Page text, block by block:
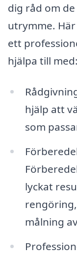
dig råd om
utrymme.
ett
hjälpa till med:
hjälp att
som
lyckat
målning